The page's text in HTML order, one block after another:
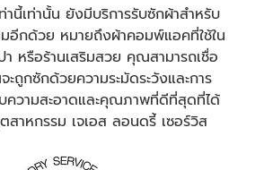
านี้เท่านั้น ยังมีบริการรับซักผ้าสำหรับ
อีกด้วย หมายถึงผ้าคอมพ์แอคที่ใช้ใน
หรือร้านเสริมสวย คุณสามารถเชื่อ
ถูกซักด้วยความระมัดระวังและการ
วามสะอาดและคุณภาพที่ดีที่สุดที่ได้
สาหกรรม เจเอส ลอนดรี้ เซอร์วิส